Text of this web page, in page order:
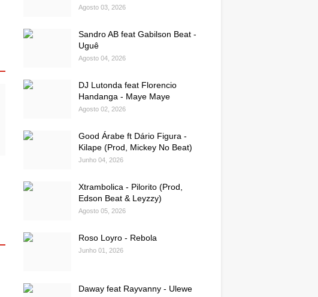
Agosto 03, 2026
Sandro AB feat Gabilson Beat -
Uguê
Agosto 04, 2026
DJ Lutonda feat Florencio
Handanga - Maye Maye
Agosto 02, 2026
Good Árabe ft Dário Figura -
Kilape (Prod, Mickey No Beat)
Junho 04, 2026
Xtrambolica - Pilorito (Prod,
Edson Beat & Leyzzy)
Agosto 05, 2026
Roso Loyro - Rebola
Junho 01, 2026
Daway feat Rayvanny - Ulewe